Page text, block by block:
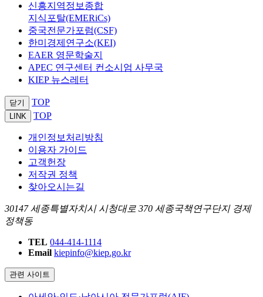
신흥지역정보종합
지식포탈(EMERiCs)
중국전문가포럼(CSF)
한미경제연구소(KEI)
EAER 영문학술지
APEC 연구센터 컨소시엄 사무국
KIEP 뉴스레터
닫기 TOP
LINK TOP
개인정보처리방침
이용자 가이드
고객헌장
저작권 정책
찾아오시는길
30147 세종특별자치시 시청대로 370 세종국책연구단지 경제
정책동
TEL 044-414-1114
Email kiepinfo@kiep.go.kr
관련 사이트